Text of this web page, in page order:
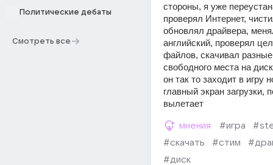
Политические дебаты
Смотреть все
стороны, я уже
проверял Интернет,
обновлял драйвера,
английский, проверял
файлов, скачивал
свободного места на
он так то заходит в игру
главный экран загрузки,
вылетает
мнения #игра
#скачать
#стим
#диск